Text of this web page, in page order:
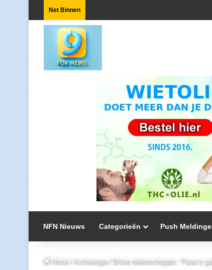
Net Binnen
NFN Nieuws Categorieën Push
Home / Archeologie / Britse wetenschapper: “Farao’s